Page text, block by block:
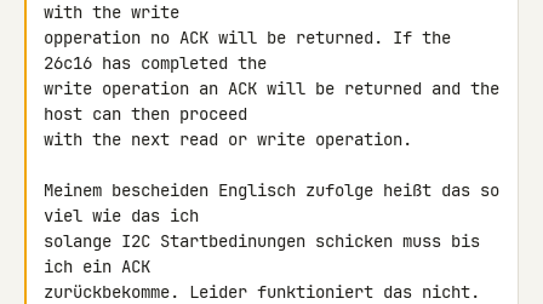
with the write
opperation no ACK will be returned. If the
26c16 has completed the
write operation an ACK will be returned and the
host can then proceed
with the next read or write operation.
Meinem bescheiden Englisch zufolge heißt das so
viel wie das ich
solange I2C Startbedinungen schicken muss bis
ich ein ACK
zurückbekomme. Leider funktioniert das nicht.